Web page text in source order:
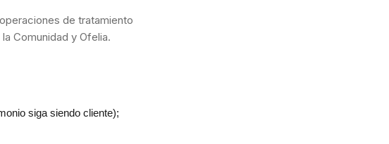
de tratamiento
Comunidad y Ofelia.
siga siendo cliente);